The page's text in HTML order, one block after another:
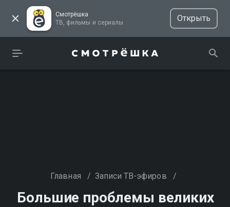
Смотрёшка
ТВ, фильмы и сериалы
Открыть
Главная / Записи ТВ-эфиров /
Большие проблемы великих